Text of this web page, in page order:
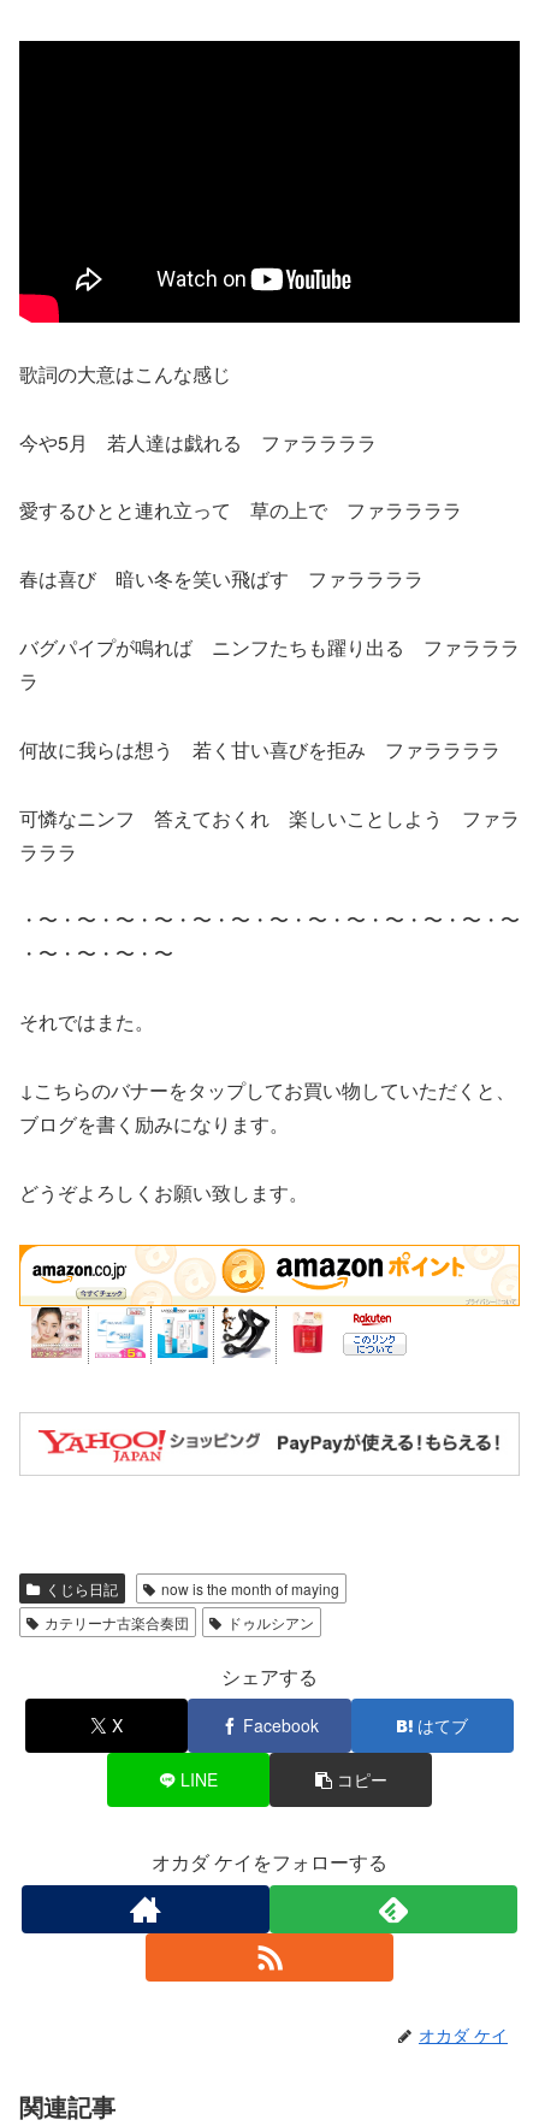
歌詞の大意はこんな感じ
今や5月 若人達は戯れる ファララララ
愛するひとと連れ立って 草の上で ファララララ
春は喜び 暗い冬を笑い飛ばす ファララララ
バグパイプが鳴れば ニンフたちも躍り出る ファラララ
ラ
何故に我らは想う 若く甘い喜びを拒み ファララララ
可憐なニンフ 答えておくれ 楽しいことしよう ファラ
ラララ
・〜・〜・〜・〜・〜・〜・〜・〜・〜・〜・〜・〜・〜
・〜・〜・〜・〜
それではまた。
↓こちらのバナーをタップしてお買い物していただくと、
ブログを書く励みになります。
どうぞよろしくお願い致します。
くじら日記
now is the month of maying
カテリーナ古楽合奏団
ドゥルシアン
シェアする
X Facebook はてブ
LINE コピー
オカダ ケイをフォローする
オカダ ケイ
関連記事